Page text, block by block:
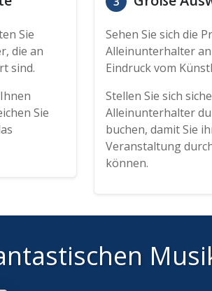
Sie
die an
sind.
Sie
Sehen Sie sich die
Alleinunterhalter
Eindruck vom
Stellen Sie sich
Alleinunterhalter
buchen, damit Sie
Veranstaltung
können.